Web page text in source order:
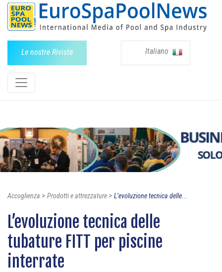
Le nostre Riviste Italiano
Accoglienza > Prodotti e attrezzature> L’evoluzione tecnica delle...
L’evoluzione tecnica delle
tubature FITT per piscine
interrate